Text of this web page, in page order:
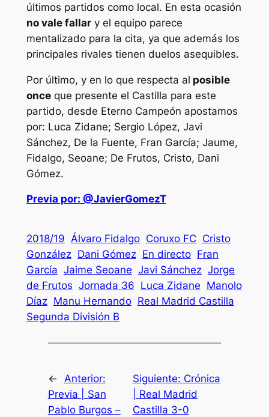
últimos partidos como local. En esta ocasión
no vale fallary el equipo parece
mentalizado para la cita, ya que además los
principales rivales tienen duelos asequibles.
Por último, y en lo que respecta al posible
onceque presente el Castilla para este
partido, desde Eterno Campeón apostamos
por: Luca Zidane; Sergio López, Javi
Sánchez, De la Fuente, Fran García; Jaume,
Fidalgo, Seoane; De Frutos, Cristo, Dani
Gómez.
Previa por: @JavierGomezT
2018/19 Álvaro Fidalgo Coruxo FC Cristo
González Dani Gómez En directo Fran
García Jaime Seoane Javi Sánchez Jorge
de Frutos Jornada 36 Luca Zidane Manolo
Díaz Manu Hernando Real Madrid Castilla
Segunda División B
← Anterior:
Previa | San
Pablo Burgos –
Siguiente: Crónica
| Real Madrid
Castilla 3-0